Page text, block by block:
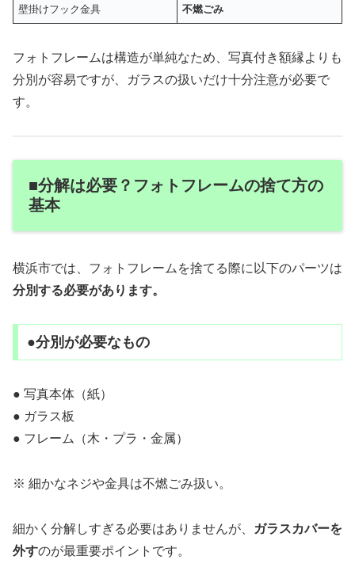
壁掛けフック金具 不燃ごみ
フォトフレームは構造が単純なため、写真付き額縁よりも
分別が容易ですが、ガラスの扱いだけ十分注意が必要で
す。
■分解は必要？フォトフレームの捨て方の
基本
横浜市では、フォトフレームを捨てる際に以下のパーツは
分別する必要があります。
●分別が必要なもの
● 写真本体（紙）
● ガラス板
● フレーム（木・プラ・金属）
※ 細かなネジや金具は不燃ごみ扱い。
細かく分解しすぎる必要はありませんが、
ガラスカバーを
外すのが最重要ポイントです。